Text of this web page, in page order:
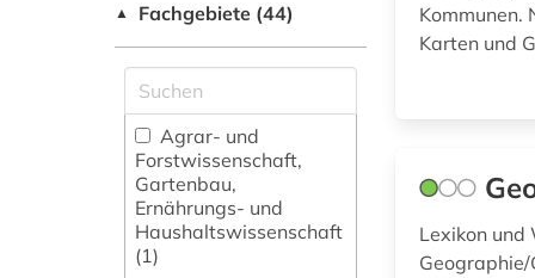
▲ Fachgebiete (44)
Agrar- und
Forstwissenschaft,
Gartenbau,
Ernährungs- und
Haushaltswissenschaft
(1)
Kommunen.
Karten und
Lexikon und